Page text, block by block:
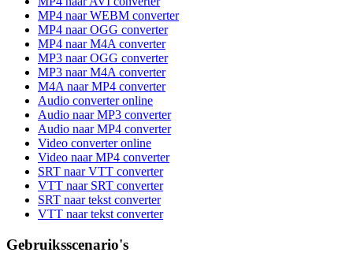
MP4 naar WEBM converter
MP4 naar OGG converter
MP4 naar M4A converter
MP3 naar OGG converter
MP3 naar M4A converter
M4A naar MP4 converter
Audio converter online
Audio naar MP3 converter
Audio naar MP4 converter
Video converter online
Video naar MP4 converter
SRT naar VTT converter
VTT naar SRT converter
SRT naar tekst converter
VTT naar tekst converter
Gebruiksscenario's